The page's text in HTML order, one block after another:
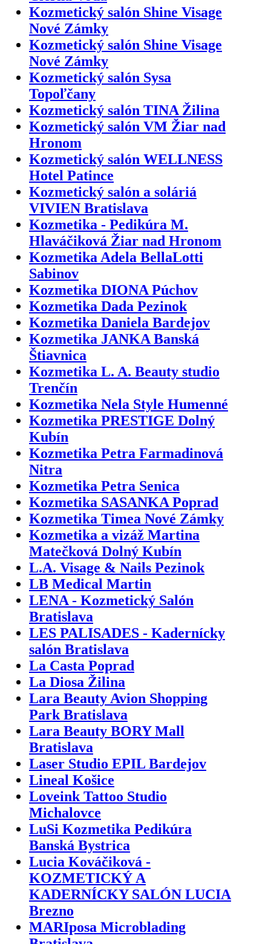
Kozmetický salón Shine Visage
Nové Zámky
Kozmetický salón Shine Visage
Nové Zámky
Kozmetický salón Sysa
Topoľčany
Kozmetický salón TINA Žilina
Kozmetický salón VM Žiar nad
Hronom
Kozmetický salón WELLNESS
Hotel Patince
Kozmetický salón a soláriá
VIVIEN Bratislava
Kozmetika - Pedikúra M.
Hlaváčiková Žiar nad Hronom
Kozmetika Adela BellaLotti
Sabinov
Kozmetika DIONA Púchov
Kozmetika Dada Pezinok
Kozmetika Daniela Bardejov
Kozmetika JANKA Banská
Štiavnica
Kozmetika L. A. Beauty studio
Trenčín
Kozmetika Nela Style Humenné
Kozmetika PRESTIGE Dolný
Kubín
Kozmetika Petra Farmadinová
Nitra
Kozmetika Petra Senica
Kozmetika SASANKA Poprad
Kozmetika Timea Nové Zámky
Kozmetika a vizáž Martina
Matečková Dolný Kubín
L.A. Visage & Nails Pezinok
LB Medical Martin
LENA - Kozmetický Salón
Bratislava
LES PALISADES - Kadernícky
salón Bratislava
La Casta Poprad
La Diosa Žilina
Lara Beauty Avion Shopping
Park Bratislava
Lara Beauty BORY Mall
Bratislava
Laser Studio EPIL Bardejov
Lineal Košice
Loveink Tattoo Studio
Michalovce
LuSi Kozmetika Pedikúra
Banská Bystrica
Lucia Kováčiková -
KOZMETICKÝ A
KADERNÍCKY SALÓN LUCIA
Brezno
MARIposa Microblading